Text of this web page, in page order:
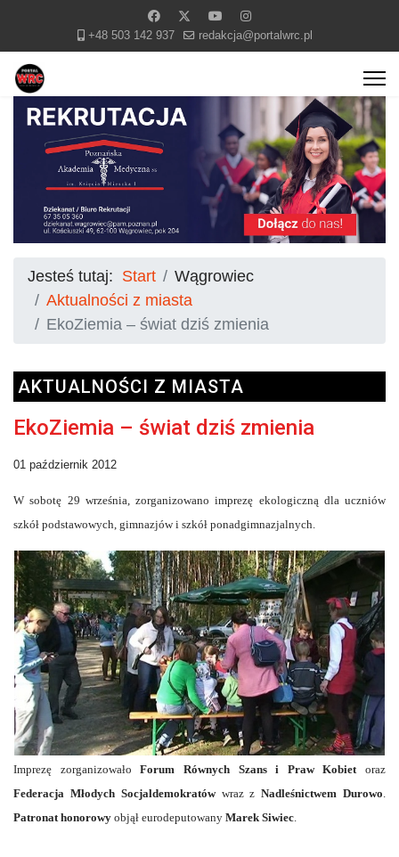
+48 503 142 937 redakcja@portalwrc.pl
Jesteś tutaj: Start
Wągrowiec
Aktualności z miasta
EkoZiemia – świat dziś zmienia
AKTUALNOŚCI Z MIASTA
EkoZiemia – świat dziś zmienia
01 październik 2012
W sobotę 29 września, zorganizowano imprezę ekologiczną dla uczniów
szkół podstawowych, gimnazjów i szkół ponadgimnazjalnych.
Imprezę zorganizowałoForum Równych Szans i Praw Kobiet oraz
Federacja Młodych Socjaldemokratówwraz zNadleśnictwem Durowo
Patronat honorowy objął eurodeputowany Marek Siwiec